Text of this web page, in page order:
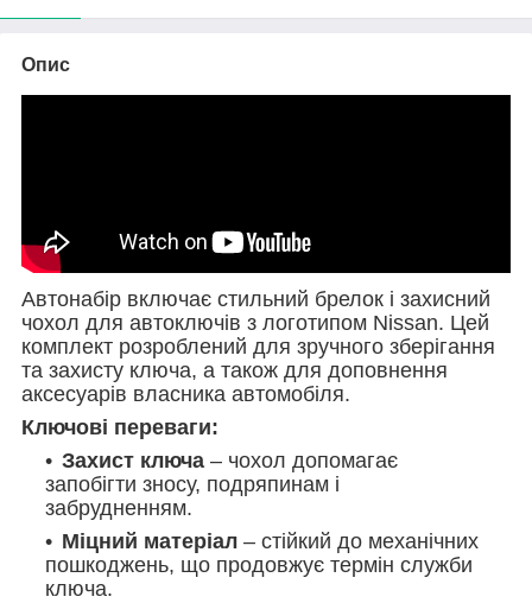
Опис
Автонабір включає стильний брелок і захисний
чохол для автоключів з логотипом Nissan. Цей
комплект розроблений для зручного зберігання
та захисту ключа, а також для доповнення
аксесуарів власника автомобіля.
Ключові переваги:
Захист ключа – чохол допомагає
запобігти зносу, подряпинам і
забрудненням.
Міцний матеріал – стійкий до механічних
пошкоджень, що продовжує термін служби
ключа.